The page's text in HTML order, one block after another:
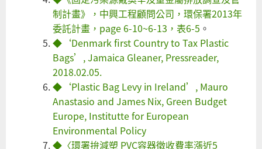
制計畫》，中興工程顧問公司，環保署2013年
委託計畫，page 6-10~6-13，表6-5 。
◆ ‘Denmark first Country to Tax Plastic
Bags’, Jamaica Gleaner, Pressreader,
2018.02.05.
◆ ‘Plastic Bag Levy in Ireland’, Mauro
Anastasio and James Nix, Green Budget
Europe, Institutte for European
Environmental Policy
◆ 〈環署拚減塑 PVC容器徵收費率漲近5